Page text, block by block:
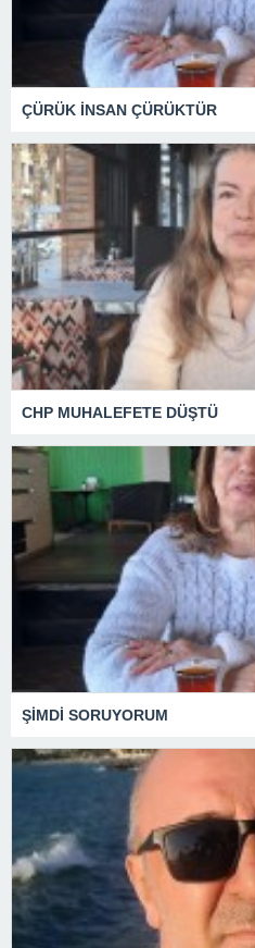
ÇÜRÜK İNSAN ÇÜRÜKTÜR
CHP MUHALEFETE DÜŞTÜ
ŞİMDİ SORUYORUM